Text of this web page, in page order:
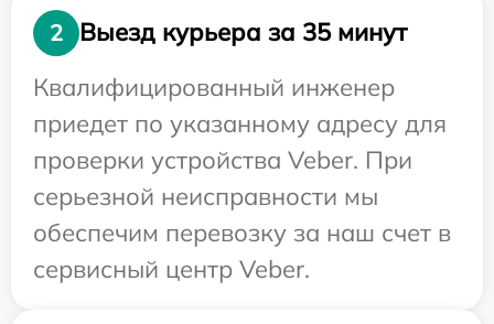
2
Выезд курьера за 35 минут
Квалифицированный инженер
приедет по указанному адресу для
проверки устройства Veber. При
серьезной неисправности мы
обеспечим перевозку за наш счет в
сервисный центр Veber.